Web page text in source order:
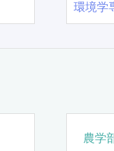
環境学
農学